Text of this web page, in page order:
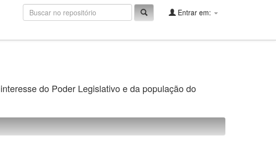
Entrar em:
do Poder Legislativo e da população do